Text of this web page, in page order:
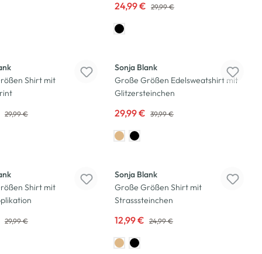
24,99 € 29,99 €
Shirt mit
29,99 €
Sonja Blank
Große Größen Edelsweatshirt mit
Glitzersteinchen
29,99 € 39,99 €
Shirt mit
29,99 €
Sonja Blank
Große Größen Shirt mit
Strasssteinchen
12,99 € 24,99 €